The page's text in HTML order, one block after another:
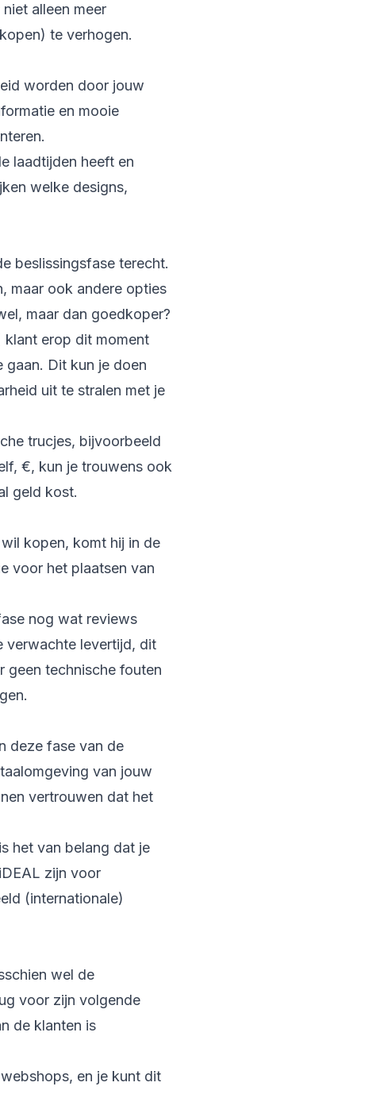
alleen meer
te verhogen.
worden door jouw
en mooie
laadtijden heeft en
welke designs,
beslissingsfase terecht.
maar ook andere opties
maar dan goedkoper?
klant erop dit moment
gaan. Dit kun je doen
uit te stralen met je
trucjes, bijvoorbeeld
€, kun je trouwens ook
geld kost.
kopen, komt hij in de
voor het plaatsen van
nog wat reviews
verwachte levertijd, dit
geen technische fouten
deze fase van de
van jouw
vertrouwen dat het
het van belang dat je
zijn voor
(internationale)
wel de
voor zijn volgende
de klanten is
en je kunt dit